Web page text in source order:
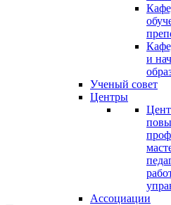
и
Ученый совет
Центры
Ассоциации